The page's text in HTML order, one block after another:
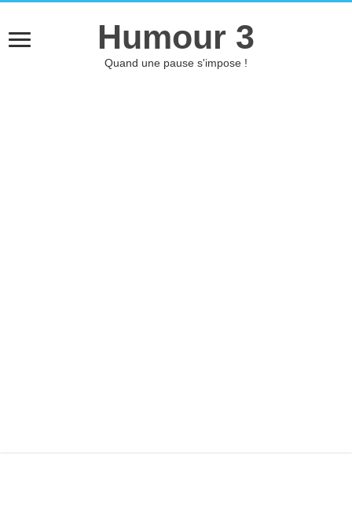
Humour 3
Quand une pause s'impose !